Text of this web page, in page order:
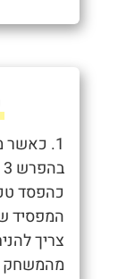
1.
כהפסד
המפסיד
צריך
מהמשחק